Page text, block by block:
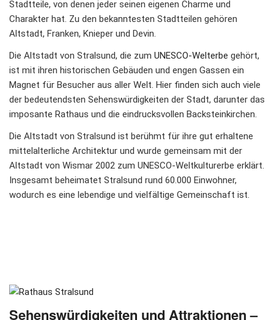
Stadtteile, von denen jeder seinen eigenen Charme und
Charakter hat. Zu den bekanntesten Stadtteilen gehören
Altstadt, Franken, Knieper und Devin.
Die Altstadt von Stralsund, die zum UNESCO-Welterbe gehört,
ist mit ihren historischen Gebäuden und engen Gassen ein
Magnet für Besucher aus aller Welt. Hier finden sich auch viele
der bedeutendsten Sehenswürdigkeiten der Stadt, darunter das
imposante Rathaus und die eindrucksvollen Backsteinkirchen.
Die Altstadt von Stralsund ist berühmt für ihre gut erhaltene
mittelalterliche Architektur und wurde gemeinsam mit der
Altstadt von Wismar 2002 zum UNESCO-Weltkulturerbe erklärt.
Insgesamt beheimatet Stralsund rund 60.000 Einwohner,
wodurch es eine lebendige und vielfältige Gemeinschaft ist.
Sehenswürdigkeiten und Attraktionen –